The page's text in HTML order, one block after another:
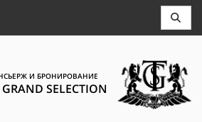
И БРОНИРОВАНИЕ
SELECTION